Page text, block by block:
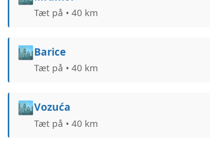
Tæt på • 40 km
🏙️Barice
Tæt på • 40 km
🏙️Vozuća
Tæt på • 40 km